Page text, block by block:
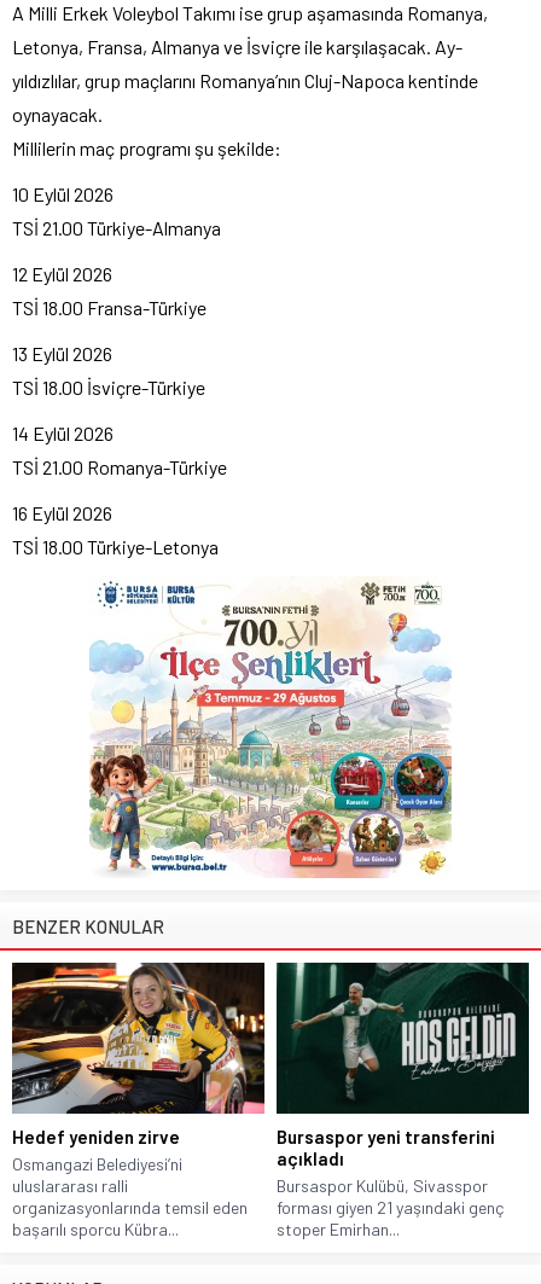
A Milli Erkek Voleybol Takımı ise grup aşamasında Romanya,
Letonya, Fransa, Almanya ve İsviçre ile karşılaşacak. Ay-
yıldızlılar, grup maçlarını Romanya’nın Cluj-Napoca kentinde
oynayacak.
Millilerin maç programı şu şekilde:
10 Eylül 2026
TSİ 21.00 Türkiye-Almanya
12 Eylül 2026
TSİ 18.00 Fransa-Türkiye
13 Eylül 2026
TSİ 18.00 İsviçre-Türkiye
14 Eylül 2026
TSİ 21.00 Romanya-Türkiye
16 Eylül 2026
TSİ 18.00 Türkiye-Letonya
BENZER KONULAR
Hedef yeniden zirve
Osmangazi Belediyesi’ni
uluslararası ralli
organizasyonlarında temsil eden
başarılı sporcu Kübra...
Bursaspor yeni transferini
açıkladı
Bursaspor Kulübü, Sivasspor
forması giyen 21 yaşındaki genç
stoper Emirhan...